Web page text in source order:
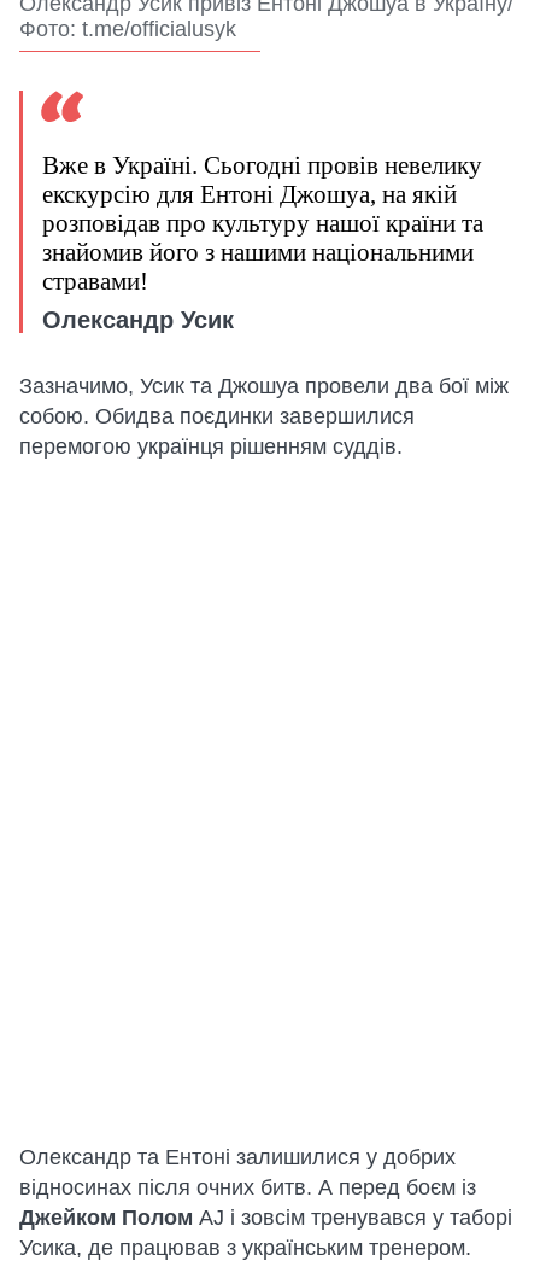
Фото: t.me/officialusyk
Вже в Україні. Сьогодні провів невелику
екскурсію для Ентоні Джошуа, на якій
розповідав про культуру нашої країни та
знайомив його з нашими національними
стравами!
Олександр Усик
Зазначимо, Усик та Джошуа провели два бої між
собою. Обидва поєдинки завершилися
перемогою українця рішенням суддів.
Олександр та Ентоні залишилися у добрих
відносинах після очних битв. А перед боєм із
Джейком Полом AJ і зовсім тренувався у таборі
Усика, де працював з українським тренером.